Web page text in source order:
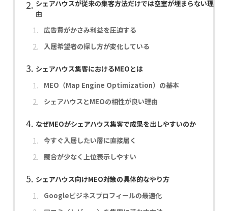
シェアハウスが従来の集客方法だけでは空室が埋まらない理
由
広告費がかさみ利益を圧迫する
入居希望者の探し方が変化している
シェアハウス集客におけるMEOとは
MEO（Map Engine Optimization）の基本
シェアハウスとMEOの相性が良い理由
なぜMEOがシェアハウス集客で成果を出しやすいのか
今すぐ入居したい層に直接届く
競合が少なく上位表示しやすい
シェアハウス向けMEO対策の具体的なやり方
Googleビジネスプロフィールの最適化